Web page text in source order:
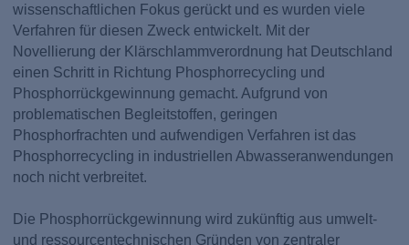
wissenschaftlichen Fokus gerückt und es wurden viele
Verfahren für diesen Zweck entwickelt. Mit der
Novellierung der Klärschlammverordnung hat Deutschland
einen Schritt in Richtung Phosphorrecycling und
Phosphorrückgewinnung gemacht. Aufgrund von
problematischen Begleitstoffen, geringen
Phosphorfrachten und aufwendigen Verfahren ist das
Phosphorrecycling in industriellen Abwasseranwendungen
noch nicht verbreitet.
Die Phosphorrückgewinnung wird zukünftig aus umwelt-
und ressourcentechnischen Gründen von zentraler